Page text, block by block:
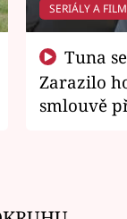
SERIÁLY A
Zarazilo
smlouvě